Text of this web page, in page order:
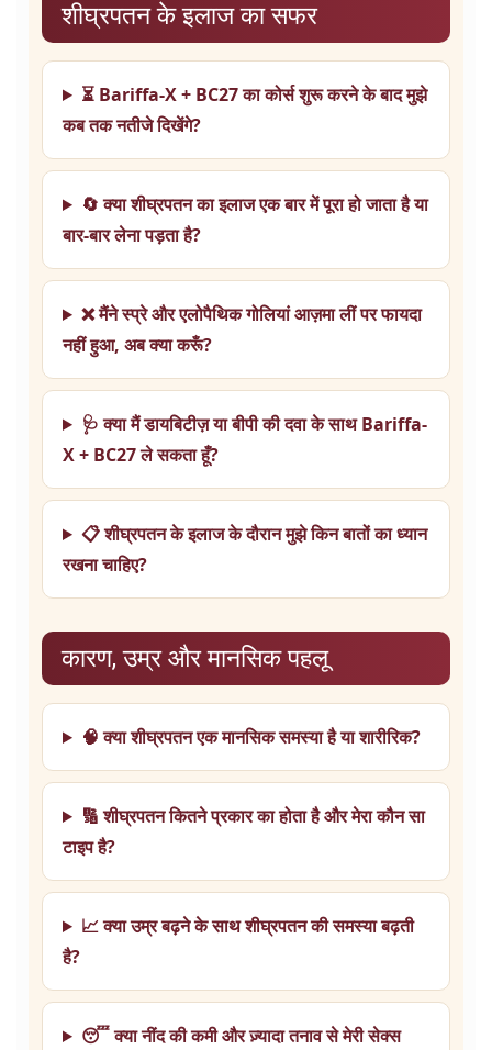
शीघ्रपतन के इलाज का सफर
⏳ Bariffa-X + BC27 का कोर्स शुरू करने के बाद मुझे
कब तक नतीजे दिखेंगे?
🔄 क्या शीघ्रपतन का इलाज एक बार में पूरा हो जाता है या
बार-बार लेना पड़ता है?
❌ मैंने स्प्रे और एलोपैथिक गोलियां आज़मा लीं पर फायदा
नहीं हुआ, अब क्या करूँ?
🩺 क्या मैं डायबिटीज़ या बीपी की दवा के साथ Bariffa-
X + BC27 ले सकता हूँ?
📋 शीघ्रपतन के इलाज के दौरान मुझे किन बातों का ध्यान
रखना चाहिए?
कारण, उम्र और मानसिक पहलू
🧠 क्या शीघ्रपतन एक मानसिक समस्या है या शारीरिक?
🔢 शीघ्रपतन कितने प्रकार का होता है और मेरा कौन सा
टाइप है?
📈 क्या उम्र बढ़ने के साथ शीघ्रपतन की समस्या बढ़ती
है?
😴 क्या नींद की कमी और ज़्यादा तनाव से मेरी सेक्स